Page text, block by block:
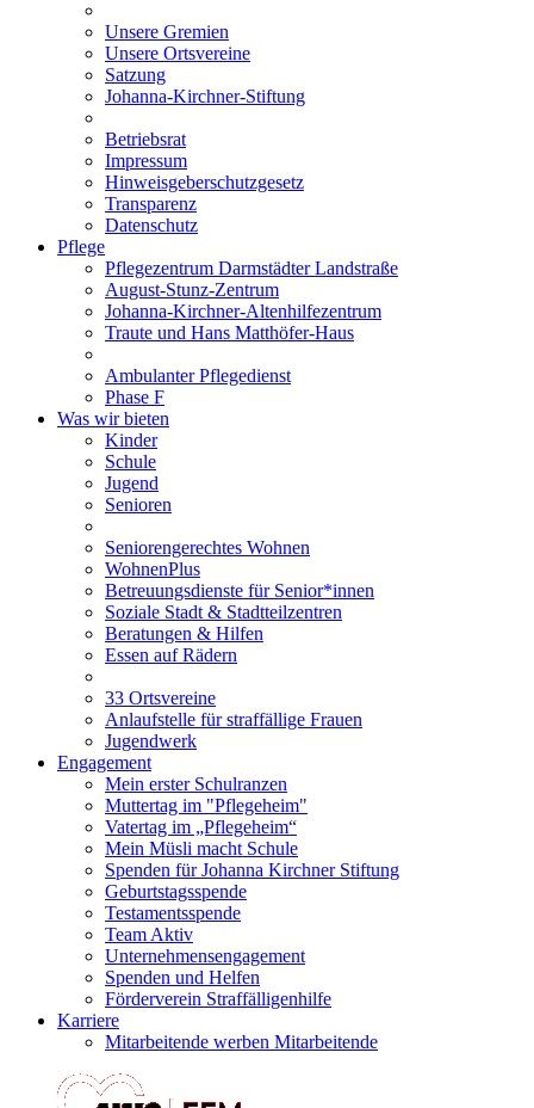
Unsere Gremien
Unsere Ortsvereine
Satzung
Johanna-Kirchner-Stiftung
Betriebsrat
Impressum
Hinweisgeberschutzgesetz
Transparenz
Datenschutz
Pflege
Pflegezentrum Darmstädter Landstraße
August-Stunz-Zentrum
Johanna-Kirchner-Altenhilfezentrum
Traute und Hans Matthöfer-Haus
Ambulanter Pflegedienst
Phase F
Was wir bieten
Kinder
Schule
Jugend
Senioren
Seniorengerechtes Wohnen
WohnenPlus
Betreuungsdienste für Senior*innen
Soziale Stadt & Stadtteilzentren
Beratungen & Hilfen
Essen auf Rädern
33 Ortsvereine
Anlaufstelle für straffällige Frauen
Jugendwerk
Engagement
Mein erster Schulranzen
Muttertag im "Pflegeheim"
Vatertag im „Pflegeheim“
Mein Müsli macht Schule
Spenden für Johanna Kirchner Stiftung
Geburtstagsspende
Testamentsspende
Team Aktiv
Unternehmensengagement
Spenden und Helfen
Förderverein Straffälligenhilfe
Karriere
Mitarbeitende werben Mitarbeitende